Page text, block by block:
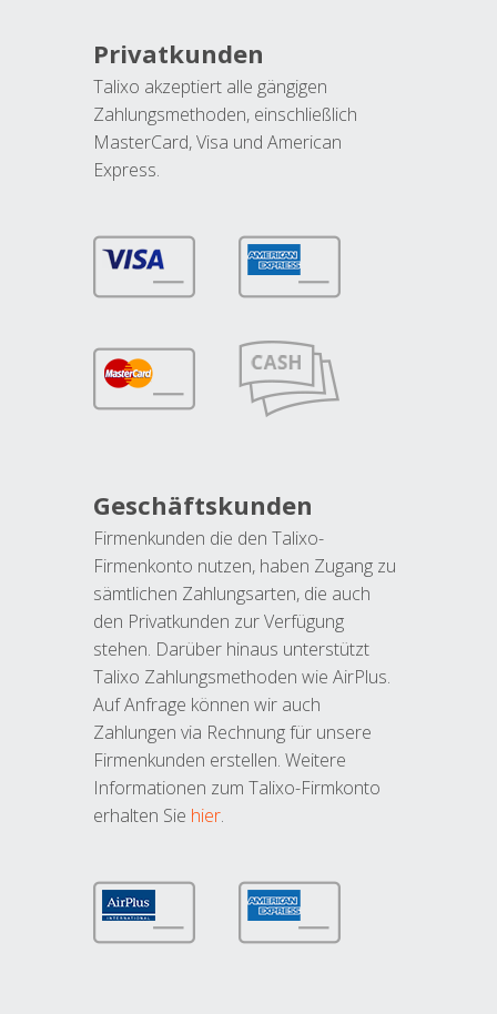
Privatkunden
Talixo akzeptiert alle gängigen
Zahlungsmethoden, einschließlich
MasterCard, Visa und American
Express.
Geschäftskunden
Firmenkunden die den Talixo-
Firmenkonto nutzen, haben Zugang zu
sämtlichen Zahlungsarten, die auch
den Privatkunden zur Verfügung
stehen. Darüber hinaus unterstützt
Talixo Zahlungsmethoden wie AirPlus.
Auf Anfrage können wir auch
Zahlungen via Rechnung für unsere
Firmenkunden erstellen. Weitere
Informationen zum Talixo-Firmkonto
erhalten Sie hier.